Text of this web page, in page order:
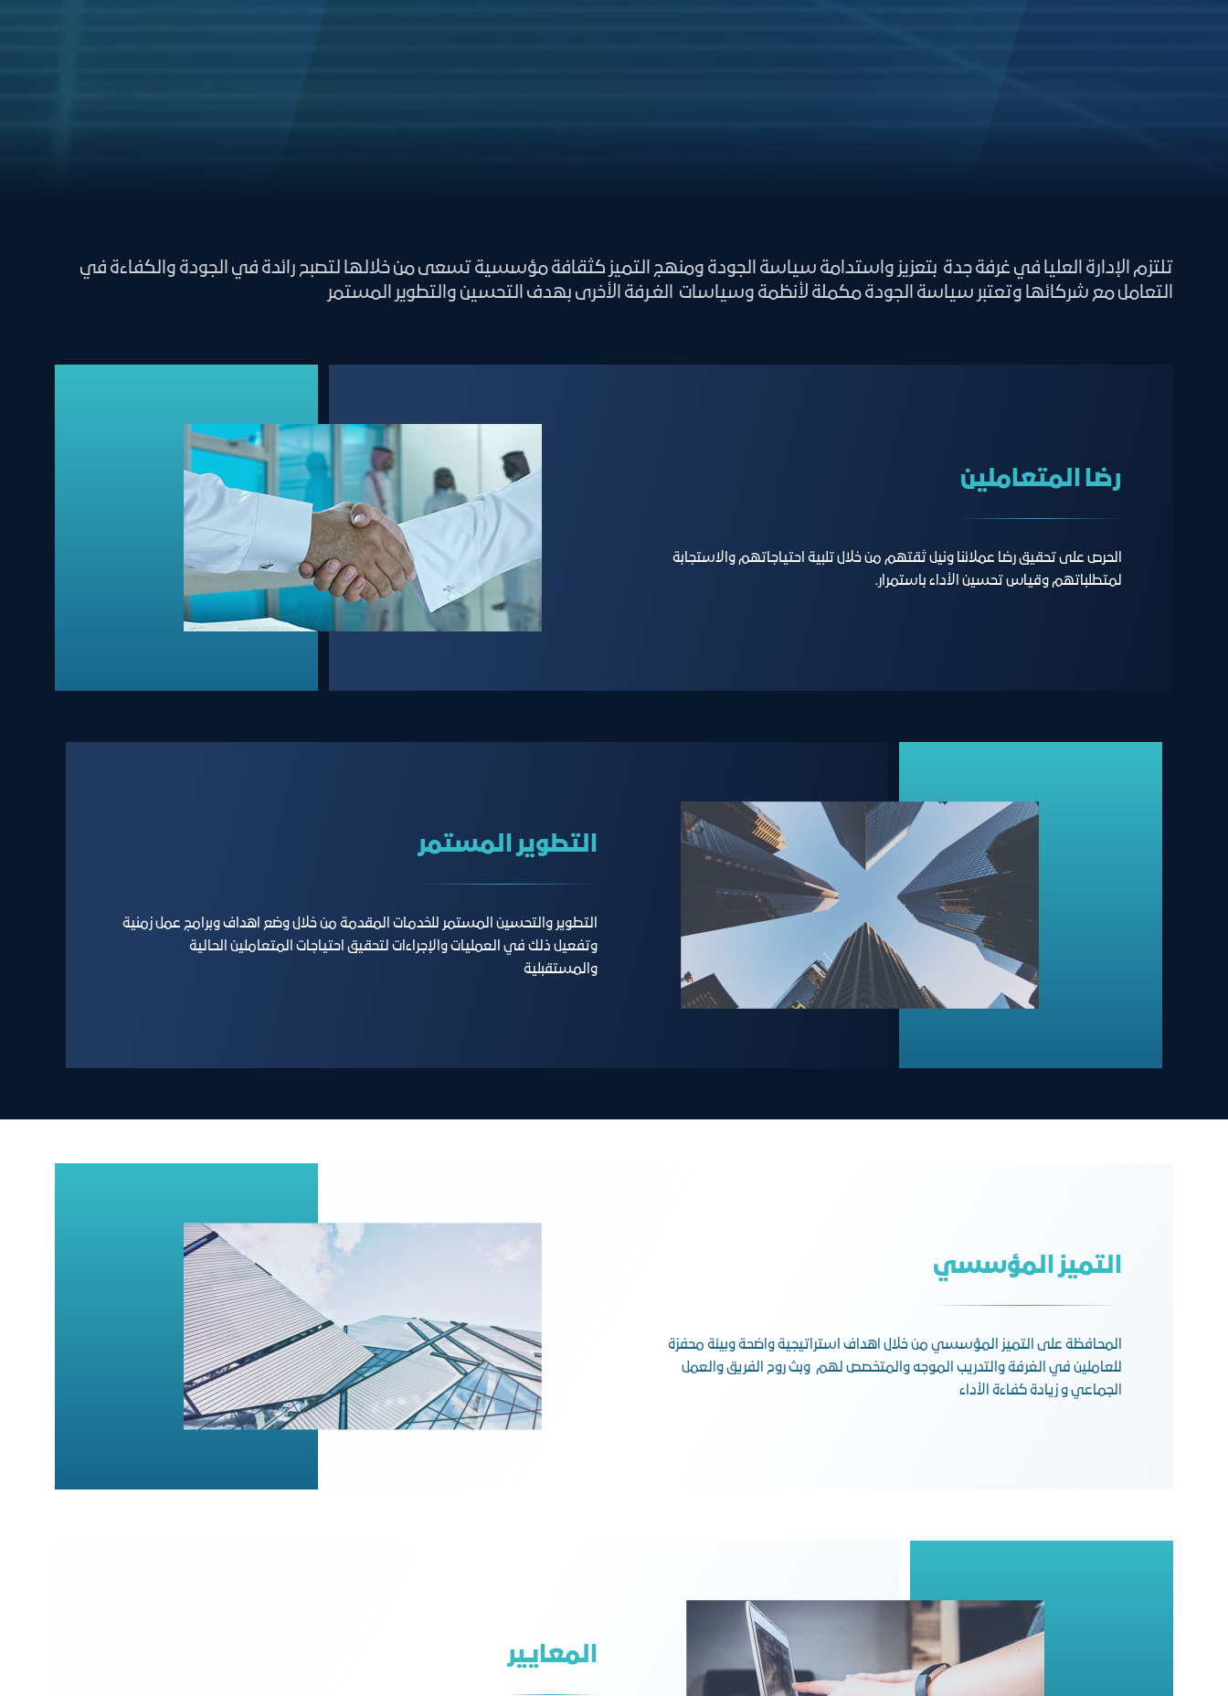
تلتزم الإدارة العليا في غرفة جدة بتعزيز واستدامة سياسة الجودة ومنهج التميز كثقافة مؤسسية تسعى من خلالها لتصبح رائدة في الجودة والكفاءة في
التعامل مع شركائها وتعتبر سياسة الجودة مكملة لأنظمة وسياسات الغـرفة الأخرى بهدف التحسين والتطوير المستمر
رﺿﺎ اﻟﻤﺘﻌﺎﻣﻠﻴﻦ
الحرص على تحقيق رضا عملائنا ونيل ثقتهم من خلال تلبية احتياجاتهم والاستجابة
لمتطلباتهم وقياس تحسين الأداء باستمرار.
اﻟﺘﻄﻮﻳﺮ اﻟﻤﺴﺘﻤﺮ
التطوير والتحسين المستمر للخدمات المقدمة من خلال وضع اهداف وبرامج عمل زمنية
وتفعيل ذلك في العمليات والإجراءات لتحقيق احتياجات المتعاملين الحالية
والمستقبلية
اﻟﺘﻤﻴﺰ اﻟﻤﺆﺳﺴﻲ
المحافظة على التميز المؤسسي من خلال اهداف استراتيجية واضحة وبيئة محفزة
للعاملين في الغرفة والتدريب الموجه والمتخصص لهم وبث روح الفريق والعمل
الجماعي و زيادة كفاءة الأداء
المعايير